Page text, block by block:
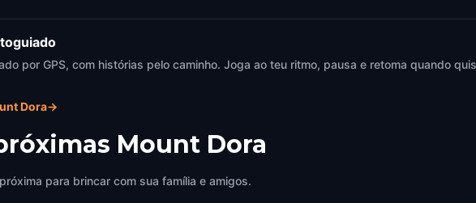
por GPS, com histórias pelo caminho. Joga ao teu ritmo, pausa e retoma quando
Dora→
Mount Dora
para brincar com sua família e amigos.